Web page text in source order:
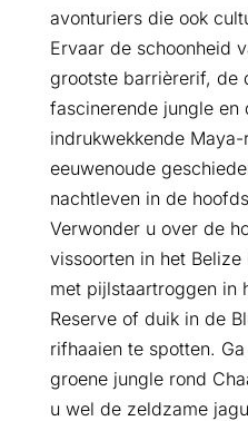
avonturiers die ook
Ervaar de schoonheid
grootste barrièrerif, de
fascinerende jungle en
indrukwekkende
eeuwenoude
nachtleven in de
Verwonder u over de
vissoorten in het Belize
met pijlstaartroggen in
Reserve of duik in de
rifhaaien te spotten.
groene jungle rond
u wel de zeldzame